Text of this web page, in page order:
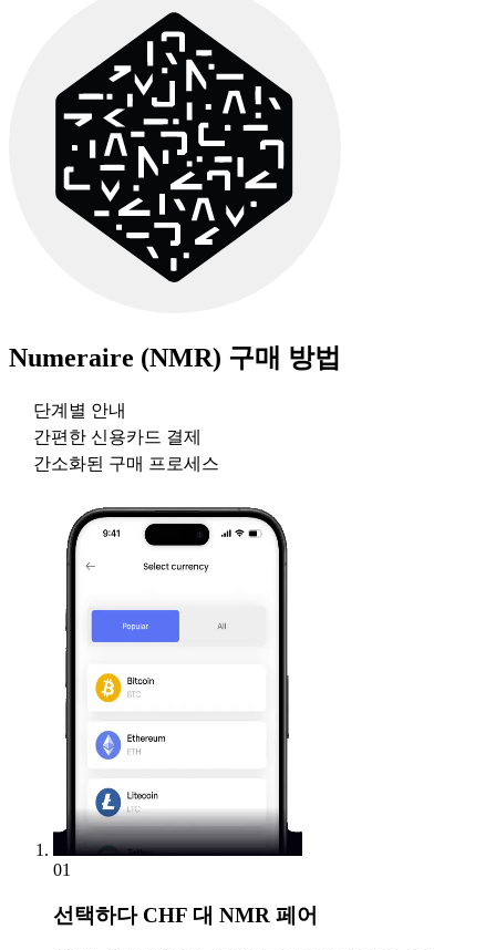
Numeraire (NMR) 구매 방법
단계별 안내
간편한 신용카드 결제
간소화된 구매 프로세스
01
선택하다CHF 대 NMR 페어